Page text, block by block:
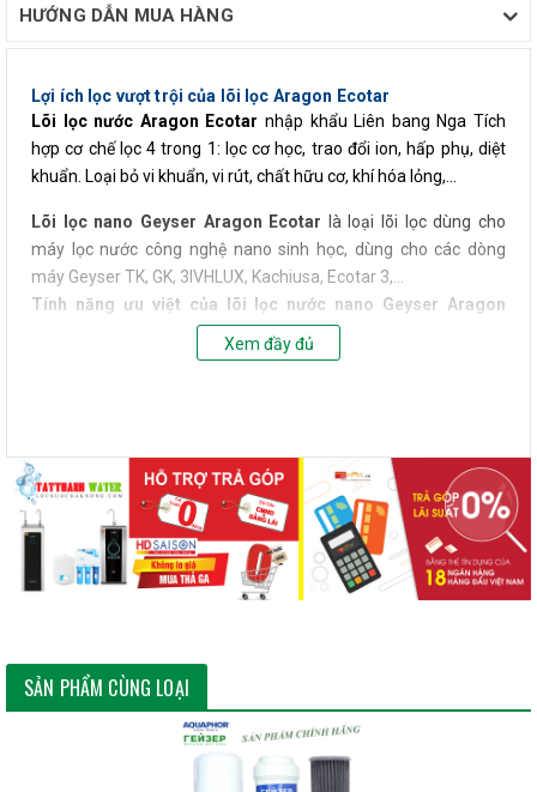
HƯỚNG DẪN MUA HÀNG
Lợi ích lọc vượt trội của lõi lọc Aragon Ecotar
Lõi lọc nước Aragon Ecotar nhập khẩu Liên bang Nga Tích
hợp cơ chế lọc 4 trong 1: lọc cơ học, trao đổi ion, hấp phụ, diệt
khuẩn. Loại bỏ vi khuẩn, vi rút, chất hữu cơ, khí hóa lỏng,…
Lõi lọc nano Geyser Aragon Ecotar là loại lõi lọc dùng cho
máy lọc nước công nghệ nano sinh học, dùng cho các dòng
máy Geyser TK, GK, 3IVHLUX, Kachiusa, Ecotar 3,…
Tính năng ưu việt của lõi lọc nước nano Geyser Aragon
– Với kích thước lọc siêu nhỏ, vật liệu Bạc tích hợp không bị rửa
trôi trong quá trình lọc, giúp loại bỏ hoàn toàn vi khuẩn, virut,các
chất hữu cơ, khí hóa lỏng như asen, amoni, nitrit, nitrat….. tuổi
thọ lõi lọc cao
Nên thay thế sau 7.000L tương đương với
chất lượng nguồn nước đầu vào.
Lõi lọc Aragon Ecotar là lõi lọc duy nhất trên thế giới tích
hợp 4 cơ chế lọc trong 1 : lọc cơ học, lọc trao đổi ion, lọc hấp
phụ, và lọc diệt khuẩn bằng Nano Bạc
Xem đầy đủ
SẢN PHẨM CÙNG LOẠI